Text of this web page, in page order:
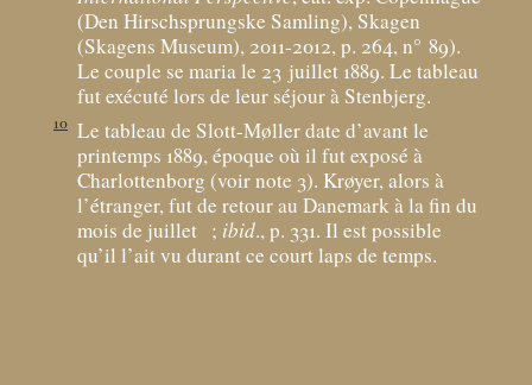
(Den Hirschsprungske Samling), Skagen
(Skagens Museum), 2011-2012, p. 264, n° 89).
Le couple se maria le 23 juillet 1889. Le tableau
fut exécuté lors de leur séjour à Stenbjerg.
10 Le tableau de Slott-Møller date d’avant le
printemps 1889, époque où il fut exposé à
Charlottenborg (voir note 3). Krøyer, alors à
l’étranger, fut de retour au Danemark à la fin du
mois de juillet ; ibid., p. 331. Il est possible
qu’il l’ait vu durant ce court laps de temps.